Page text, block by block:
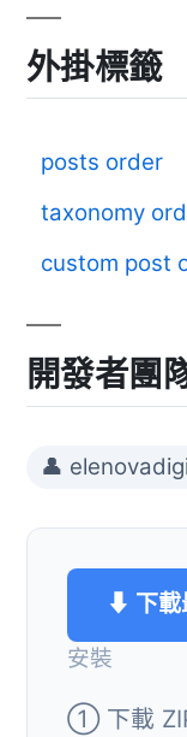
外掛標籤
posts order
taxonomy
custom post
開發者團
👤
⬇ 下載
安裝
① 下載